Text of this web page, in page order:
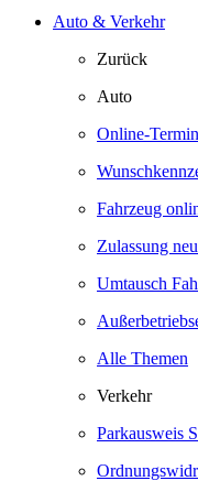
Auto & Verkehr
Zurück
Auto
Online-
Fahrzeug
Zulassung
Umtausch
Alle Themen
Verkehr
Parkausweis